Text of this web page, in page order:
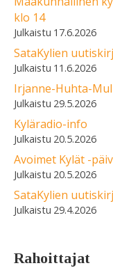
klo 14
17.6.2026
SataKylien
11.6.2026
Irjanne-Huhta-
29.5.2026
Kyläradio-info
20.5.2026
Avoimet Kylät -
20.5.2026
SataKylien
29.4.2026
Rahoittajat